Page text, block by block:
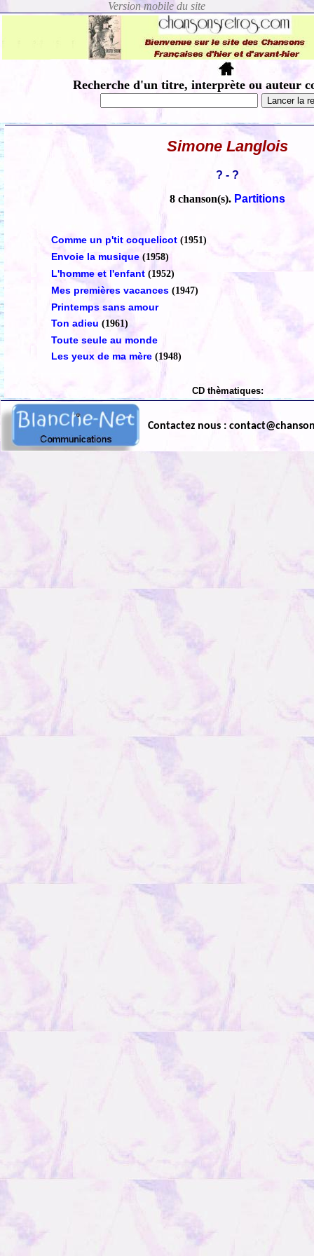
Recherche d'un titre, interprète ou auteur
Simone Langlois
? - ?
8 chanson(s). Partitions
Comme un p'tit coquelicot (1951)
Envoie la musique (1958)
L'homme et l'enfant (1952)
Mes premières vacances (1947)
Printemps sans amour
Ton adieu (1961)
Toute seule au monde
Les yeux de ma mère (1948)
CD thèmatiques:
Contactez nous :